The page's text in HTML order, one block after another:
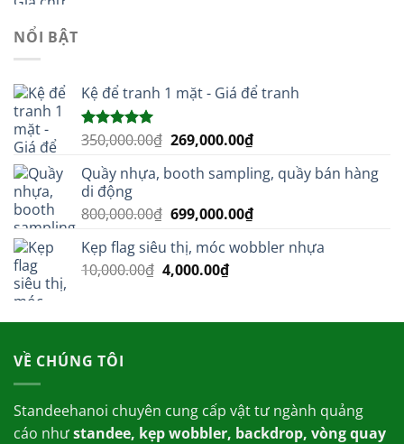
NỔI BẬT
Kệ để tranh 1 mặt - Giá để tranh
Được xếp
5 sao
350,000.00₫ Giá
là:
269,000.00₫Giá
tại
269,000.00₫.
Quầy nhựa, booth sampling, quầy bán hàng
di động
800,000.00₫ Giá
là:
800,000.00₫.
699,000.00₫Giá
tại
Kẹp flag siêu thị, móc wobbler nhựa
10,000.00₫ Giá
10,000.00₫.
4,000.00₫Giá
là:
VỀ CHÚNG TÔI
Standeehanoi chuyên cung cấp vật tư ngành quảng
cáo nhưstandee, kẹp wobbler, backdrop, vòng quay